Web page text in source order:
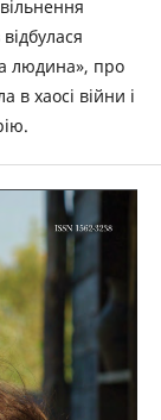
людина», про
в хаосі війни і